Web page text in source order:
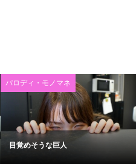
パロディ・モノマネ
目覚めそうな巨人